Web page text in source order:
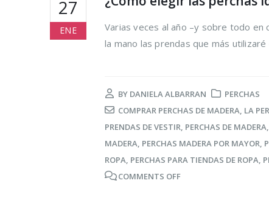
27
ENE
Varias veces al año –y sobre todo en
la mano las prendas que más
BY DANIELA ALBARRAN
PERCHAS
COMPRAR PERCHAS DE MADERA, LA
PRENDAS DE VESTIR, PERCHAS DE MADERA,
MADERA, PERCHAS MADERA POR MAYOR,
ROPA, PERCHAS PARA TIENDAS DE ROPA,
COMMENTS OFF